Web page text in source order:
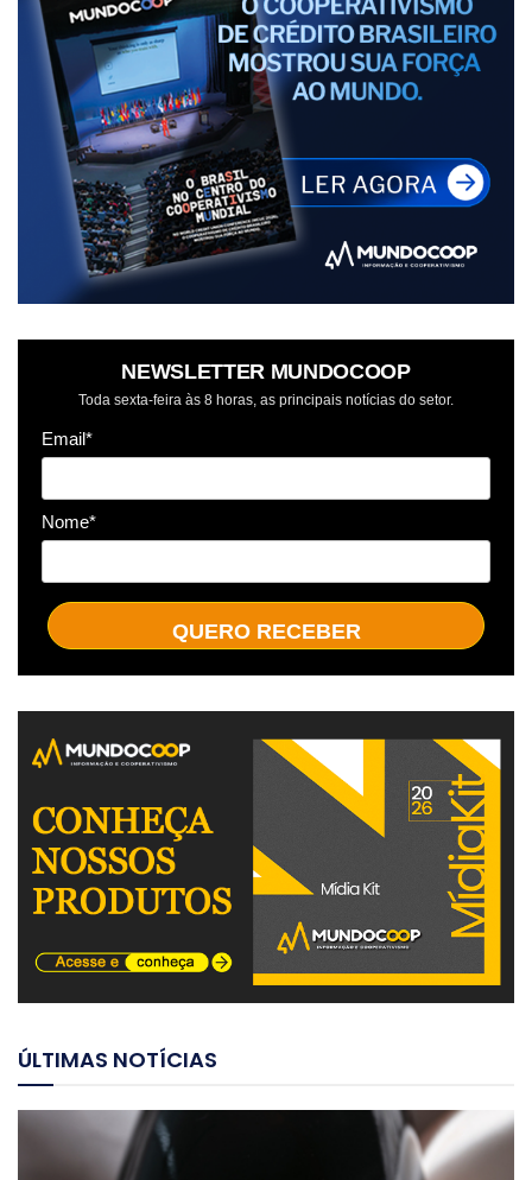
NEWSLETTER MUNDOCOOP
Toda sexta-feira às 8 horas, as principais notícias do setor.
Email*
Nome*
QUERO RECEBER
ÚLTIMAS NOTÍCIAS